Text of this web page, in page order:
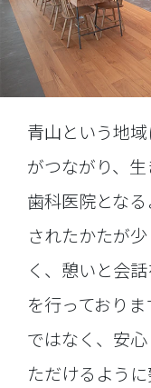
青山という地
がつながり、
歯科医院とな
されたかたが
く、憩いと会
を行っており
ではなく、安
ただけるよう